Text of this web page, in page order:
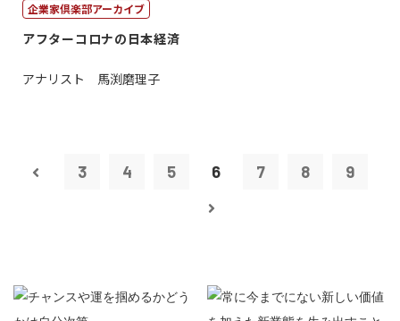
企業家倶楽部アーカイブ
アフターコロナの日本経済
アナリスト 馬渕磨理子
3 4 5 6 7 8 9